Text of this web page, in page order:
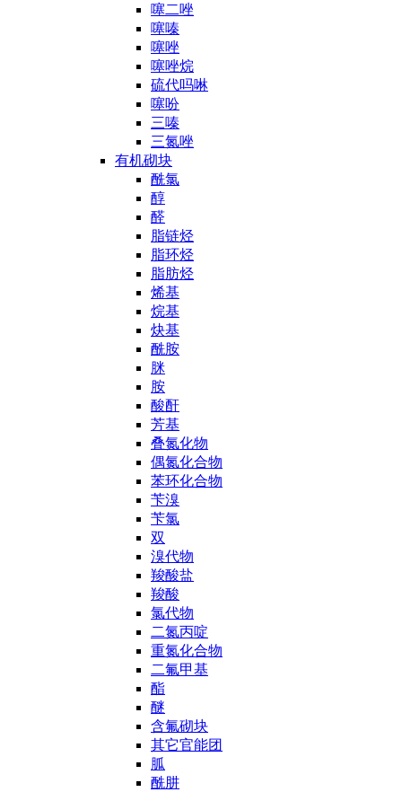
噻二唑
噻嗪
噻唑
噻唑烷
硫代吗啉
噻吩
三嗪
三氮唑
有机砌块
酰氯
醇
醛
脂链烃
脂环烃
脂肪烃
烯基
烷基
炔基
酰胺
脒
胺
酸酐
芳基
叠氮化物
偶氮化合物
苯环化合物
苄溴
苄氯
双
溴代物
羧酸盐
羧酸
氯代物
二氮丙啶
重氮化合物
二氟甲基
酯
醚
含氟砌块
其它官能团
胍
酰肼